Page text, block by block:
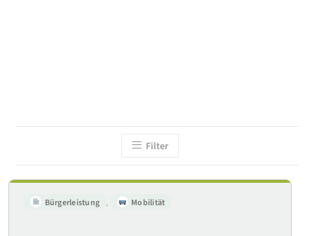
Filter
Bürgerleistung , Mobilität